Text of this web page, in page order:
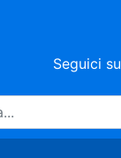
Seguici su